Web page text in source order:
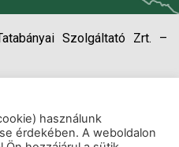
Szolgáltató Zrt. –
használunk
érdekében. A weboldalon